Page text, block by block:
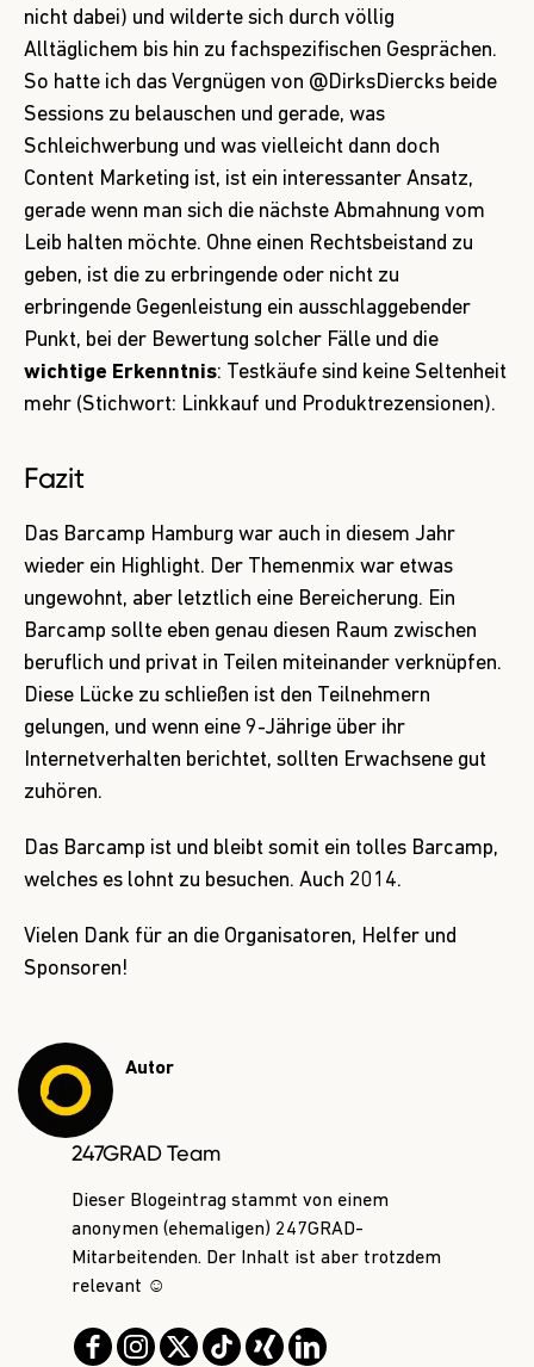
nicht dabei) und wilderte sich durch völlig
Alltäglichem bis hin zu fachspezifischen Gesprächen.
So hatte ich das Vergnügen von @DirksDiercks beide
Sessions zu belauschen und gerade, was
Schleichwerbung und was vielleicht dann doch
Content Marketing ist, ist ein interessanter Ansatz,
gerade wenn man sich die nächste Abmahnung vom
Leib halten möchte. Ohne einen Rechtsbeistand zu
geben, ist die zu erbringende oder nicht zu
erbringende Gegenleistung ein ausschlaggebender
Punkt, bei der Bewertung solcher Fälle und die
wichtige Erkenntnis: Testkäufe sind keine Seltenheit
mehr (Stichwort: Linkkauf und Produktrezensionen).
Fazit
Das Barcamp Hamburg war auch in diesem Jahr
wieder ein Highlight. Der Themenmix war etwas
ungewohnt, aber letztlich eine Bereicherung. Ein
Barcamp sollte eben genau diesen Raum zwischen
beruflich und privat in Teilen miteinander verknüpfen.
Diese Lücke zu schließen ist den Teilnehmern
gelungen, und wenn eine 9-Jährige über ihr
Internetverhalten berichtet, sollten Erwachsene gut
zuhören.
Das Barcamp ist und bleibt somit ein tolles Barcamp,
welches es lohnt zu besuchen. Auch 2014.
Vielen Dank für an die Organisatoren, Helfer und
Sponsoren!
Autor
247GRAD Team
Dieser Blogeintrag stammt von einem
anonymen (ehemaligen) 247GRAD-
Mitarbeitenden. Der Inhalt ist aber trotzdem
relevant ☺️